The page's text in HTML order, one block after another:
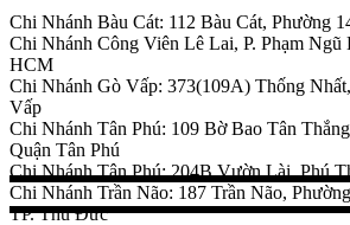
Chi Nhánh Bàu Cát: 112 Bàu Cát, Phường
Chi Nhánh Công Viên Lê Lai, P. Phạm Ngũ
HCM
Chi Nhánh Gò Vấp: 373(109A) Thống
Vấp
Chi Nhánh Tân Phú: 109 Bờ Bao Tân
Quận Tân Phú
Chi Nhánh Tân Phú: 204B Vườn Lài, Phú
Chi Nhánh Trần Não: 187 Trần Não,
TP. Thủ Đức